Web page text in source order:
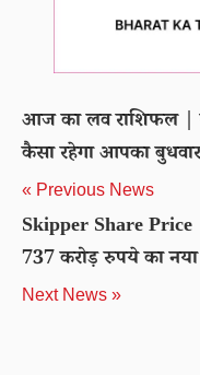
आज का लव राशिफल |
कैसा रहेगा आपका
« Previous News
Skipper Share Price
737 करोड़ रुपये का
Next News »